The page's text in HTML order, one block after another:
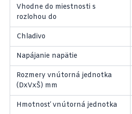
Vhodne do miestnosti s
rozlohou do
Chladivo
Napájanie napätie
Rozmery vnútorná jednotka
(DxVxŠ) mm
Hmotnosť vnútorná jednotka